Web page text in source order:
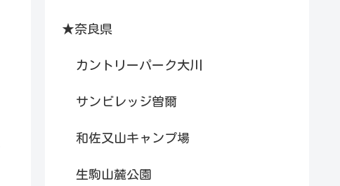
★奈良県
カントリーパーク大川
サンビレッジ曽爾
和佐又山キャンプ場
生駒山麓公園